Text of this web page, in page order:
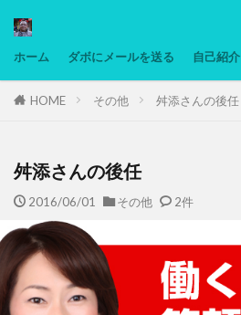
ホーム ダボにメールを送る 自己紹介
HOME その他 舛添さんの後任
舛添さんの後任
2016/06/01 その他 2件
タグ
マレーシア動画
備忘録
検索